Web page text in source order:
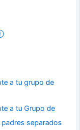
a tu Grupo de